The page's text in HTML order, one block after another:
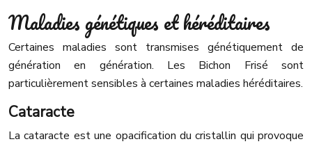
Maladies génétiques et héréditaires
Certaines maladies sont transmises génétiquement de
génération en génération. Les Bichon Frisé sont
particulièrement sensibles à certaines maladies héréditaires.
Cataracte
La cataracte est une opacification du cristallin qui provoque